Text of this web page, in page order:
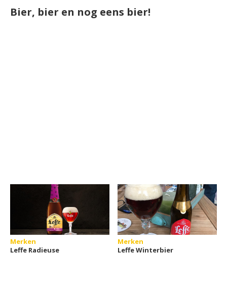
Bier, bier en nog eens bier!
Merken
Leffe Radieuse
Merken
Leffe Winterbier